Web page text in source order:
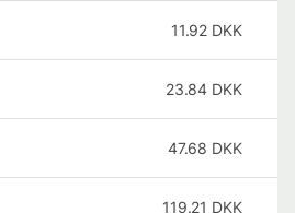
11.92 DKK
23.84 DKK
47.68 DKK
119.21 DKK